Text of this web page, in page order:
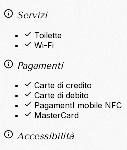
Servizi
Toilette
Wi-Fi
Pagamenti
Carte di credito
Carte di debito
PagamentI mobile NFC
MasterCard
Accessibilità